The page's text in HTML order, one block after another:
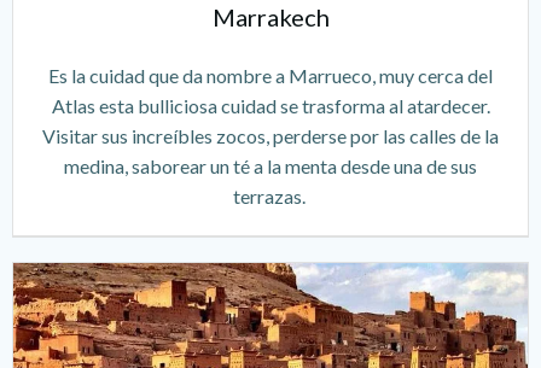
Marrakech
Es la cuidad que da nombre a Marrueco, muy cerca del
Atlas esta bulliciosa cuidad se trasforma al atardecer.
Visitar sus increíbles zocos, perderse por las calles de la
medina, saborear un té a la menta desde una de sus
terrazas.